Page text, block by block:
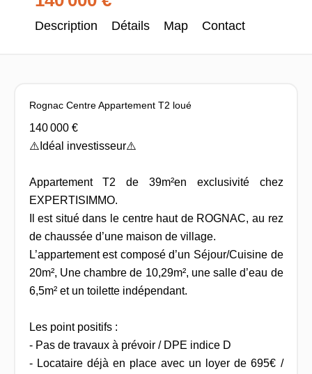
Description Détails Map Contact
Rognac Centre Appartement T2 loué
140 000 €
⚠️Idéal investisseur⚠️
Appartement T2 de 39m²en exclusivité chez
EXPERTISIMMO.
Il est situé dans le centre haut de ROGNAC, au rez
de chaussée d’une maison de village.
L’appartement est composé d’un Séjour/Cuisine de
20m², Une chambre de 10,29m², une salle d’eau de
6,5m² et un toilette indépendant.
Les point positifs :
- Pas de travaux à prévoir / DPE indice D
- Locataire déjà en place avec un loyer de 695€ /